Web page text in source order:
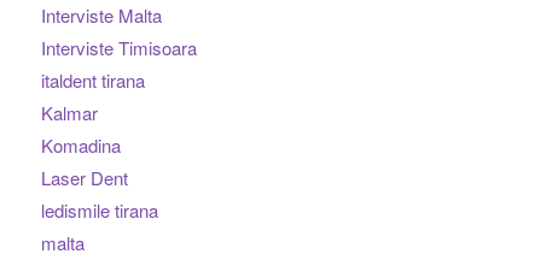
Interviste Malta
Interviste Timisoara
italdent tirana
Kalmar
Komadina
Laser Dent
ledismile tirana
malta